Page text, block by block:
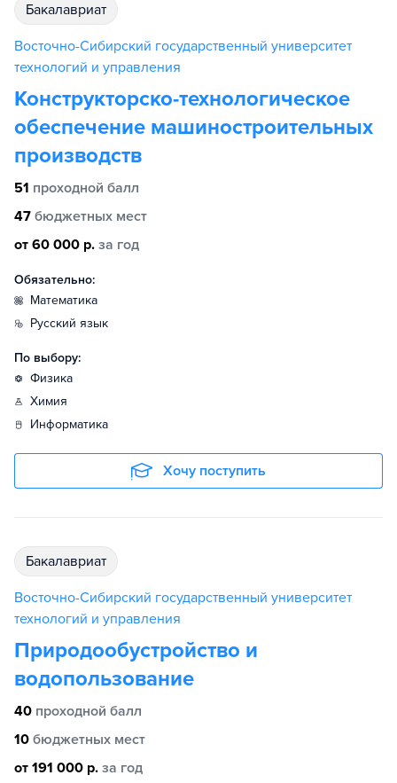
бакалавриат
Восточно-Сибирский государственный университет
технологий и управления
Конструкторско-технологическое
обеспечение машиностроительных
производств
51 проходной балл
47 бюджетных мест
от 60 000 р. за год
Обязательно:
математика
русский язык
По выбору:
физика
химия
информатика
Хочу поступить
бакалавриат
Восточно-Сибирский государственный университет
технологий и управления
Природообустройство и
водопользование
40 проходной балл
10 бюджетных мест
от 191 000 р. за год